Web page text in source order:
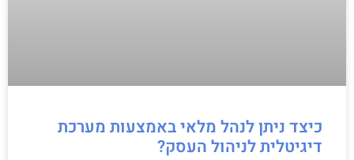
כיצד ניתן לנהל מלאי באמצעות מערכת
דיגיטלית לניהול העסק?